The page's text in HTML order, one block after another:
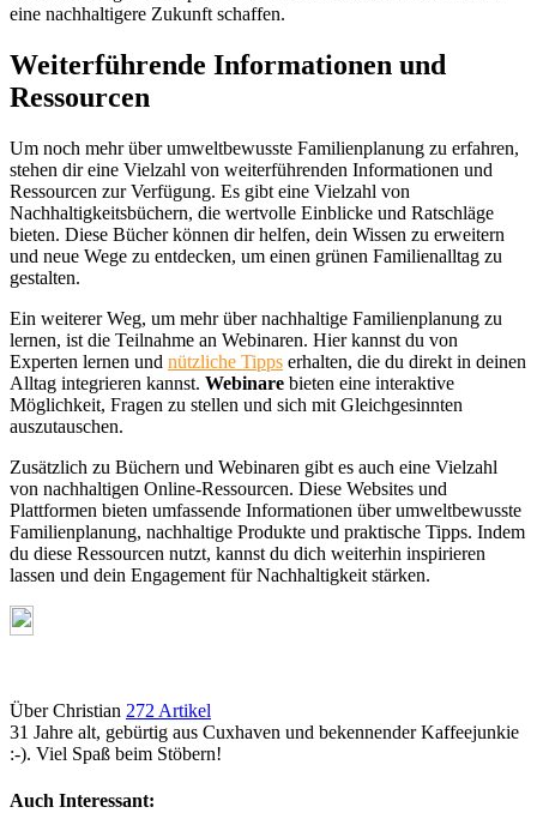
eine nachhaltigere Zukunft schaffen.
Weiterführende Informationen und
Ressourcen
Um noch mehr über umweltbewusste Familienplanung zu erfahren,
stehen dir eine Vielzahl von weiterführenden Informationen und
Ressourcen zur Verfügung. Es gibt eine Vielzahl von
Nachhaltigkeitsbüchern, die wertvolle Einblicke und Ratschläge
bieten. Diese Bücher können dir helfen, dein Wissen zu erweitern
und neue Wege zu entdecken, um einen grünen Familienalltag zu
gestalten.
Ein weiterer Weg, um mehr über nachhaltige Familienplanung zu
lernen, ist die Teilnahme an Webinaren. Hier kannst du von
Experten lernen und nützliche Tipps erhalten, die du direkt in deinen
Alltag integrieren kannst. Webinare bieten eine interaktive
Möglichkeit, Fragen zu stellen und sich mit Gleichgesinnten
auszutauschen.
Zusätzlich zu Büchern und Webinaren gibt es auch eine Vielzahl
von nachhaltigen Online-Ressourcen. Diese Websites und
Plattformen bieten umfassende Informationen über umweltbewusste
Familienplanung, nachhaltige Produkte und praktische Tipps. Indem
du diese Ressourcen nutzt, kannst du dich weiterhin inspirieren
lassen und dein Engagement für Nachhaltigkeit stärken.
Über Christian 272 Artikel
31 Jahre alt, gebürtig aus Cuxhaven und bekennender Kaffeejunkie
:-). Viel Spaß beim Stöbern!
Auch Interessant: